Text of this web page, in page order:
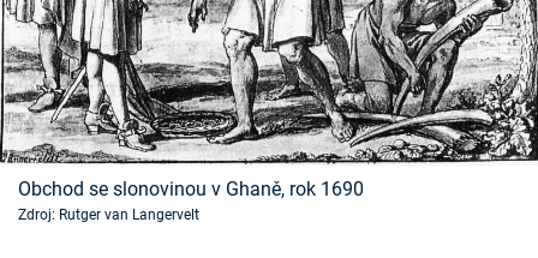
Obchod se slonovinou v Ghaně, rok 1690
Zdroj: Rutger van Langervelt